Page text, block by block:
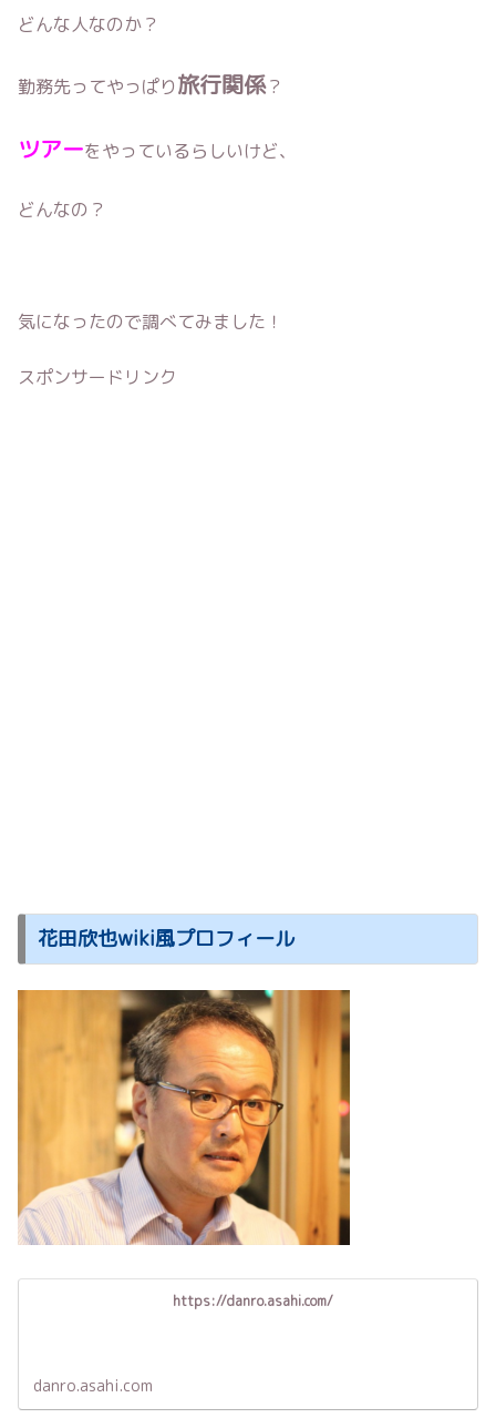
どんな人なのか？
勤務先ってやっぱり旅行関係？
ツアーをやっているらしいけど、
どんなの？
気になったので調べてみました！
スポンサードリンク
花田欣也wiki風プロフィール
https://danro.asahi.com/
danro.asahi.com